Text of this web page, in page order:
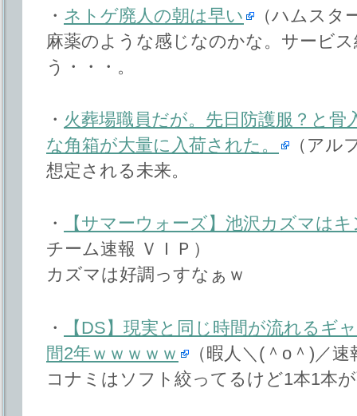
・ ネトゲ廃人の朝は早い
（ハムスタ
麻薬のような感じなのかな。サービ
う・・・。
・ 火葬場職員だが。先日防護服？と
な角箱が大量に入荷された。
（アル
想定される未来。
・
【サマーウォーズ】池沢カズマは
チーム速報 ＶＩＰ）
カズマは好調っすなぁｗ
・
【DS】現実と同じ時間が流れるギ
間2年ｗｗｗｗｗ
（暇人＼(＾o＾)／速
コナミはソフト絞ってるけど1本1本